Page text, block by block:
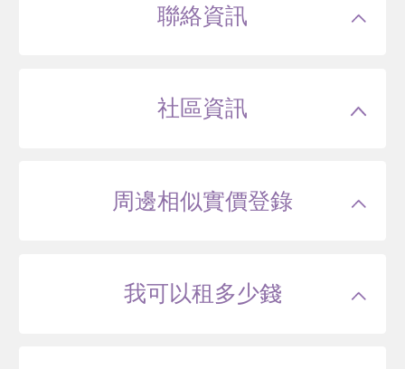
聯絡資訊
社區資訊
周邊相似實價登錄
我可以租多少錢